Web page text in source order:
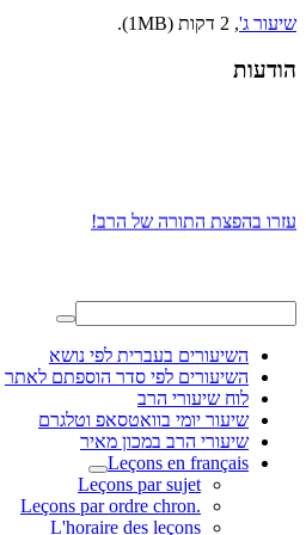
שיעור ג', 2 דקות (1MB).
הודעות
עזרו בהפצת התורה של הרב!
השיעורים בעברית לפי נושא
השיעורים לפי סדר הוספתם לאתר
לוח שיעורי הרב
שיעור יומי בוואטסאפ וטלגרם
שיעורי הרב במכון מאיר
Leçons en français
Leçons par sujet
.Leçons par ordre chron
L'horaire des leçons